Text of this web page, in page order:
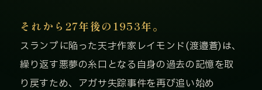
それから27年後の1953年。
スランプに陥った天才作家レイモンド(渡邉蒼)は、
繰り返す悪夢の糸口となる自身の過去の記憶を取
り戻すため、アガサ失踪事件を再び追い始め